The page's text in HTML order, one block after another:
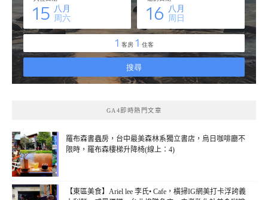
GA4即時熱門文章
羅布森書蟲房，台中最美森林系獨立書店，烏日咖啡廳不
限時，羅布森樓梯升降椅(線上：4)
【東區美食】Ariel lee 李氏• Cafe，橫掃IG網美打卡浮誇義